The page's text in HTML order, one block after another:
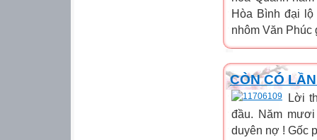
Hòa Bình đại
nhôm Văn Phúc
CÒN CÓ
Lời
đầu. Năm
duyên nợ ! Gốc